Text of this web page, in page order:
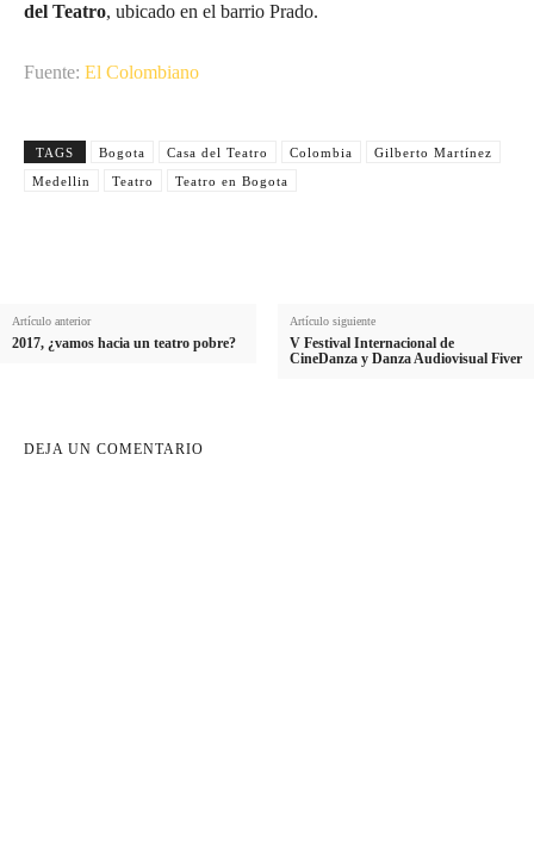
del Teatro, ubicado en el barrio Prado.
Fuente: El Colombiano
TAGS Bogota Casa del Teatro Colombia
Gilberto Martínez
Medellin
Teatro Teatro en Bogota
Artículo anterior
2017, ¿vamos hacia un teatro pobre?
Artículo siguiente
V Festival Internacional de
CineDanza y Danza Audiovisual Fiver
DEJA UN COMENTARIO